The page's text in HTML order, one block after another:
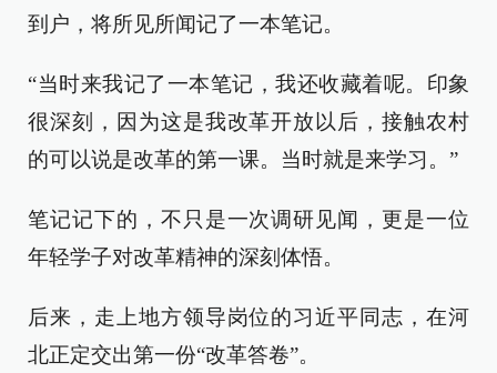
到户，将所见所闻记了一本笔记。
“当时来我记了一本笔记，我还收藏着呢。印象
很深刻，因为这是我改革开放以后，接触农村
的可以说是改革的第一课。当时就是来学习。”
笔记记下的，不只是一次调研见闻，更是一位
年轻学子对改革精神的深刻体悟。
后来，走上地方领导岗位的习近平同志，在河
北正定交出第一份“改革答卷”。